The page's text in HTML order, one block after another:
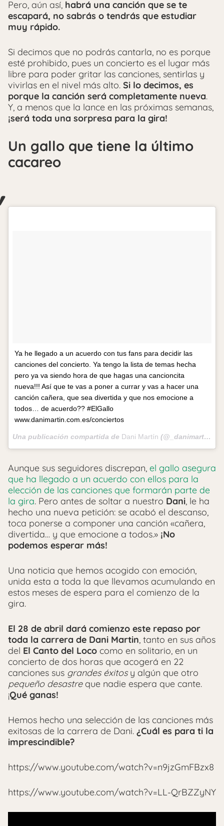
Pero, aún así, habrá una canción que se te
escapará, no sabrás o tendrás que estudiar
muy rápido.
Si decimos que no podrás cantarla, no es porque
esté prohibido, pues un concierto es el lugar más
libre para poder gritar las canciones, sentirlas y
vivirlas en el nivel más alto. Si lo decimos, es
porque la canción será completamente nueva.
Y, a menos que la lance en las próximas semanas,
¡será toda una sorpresa para la gira!
Un gallo que tiene la último
cacareo
Ya he llegado a un acuerdo con tus fans para decidir las
canciones del concierto. Ya tengo la lista de temas hecha
pero ya va siendo hora de que hagas una cancioncita
nueva!!! Así que te vas a poner a currar y vas a hacer una
canción cañera, que sea divertida y que nos emocione a
todos… de acuerdo?? #ElGallo
www.danimartin.com.es/conciertos
Una publicación compartida de Dani Martín (@_danimartin_) el
Aunque sus seguidores discrepan, el gallo asegura
que ha llegado a un acuerdo con ellos para la
elección de las canciones que formarán parte de
la gira. Pero antes de soltar a nuestro Dani, le ha
hecho una nueva petición: se acabó el descanso,
toca ponerse a componer una canción «cañera,
divertida… y que emocione a todos.» ¡No
podemos esperar más!
Una noticia que hemos acogido con emoción,
unida esta a toda la que llevamos acumulando en
estos meses de espera para el comienzo de la
gira.
El 28 de abril dará comienzo este repaso por
toda la carrera de Dani Martin, tanto en sus años
del El Canto del Loco como en solitario, en un
concierto de dos horas que acogerá en 22
canciones sus grandes éxitosy algún que otro
pequeño desastreque nadie espera que cante.
¡Qué ganas!
Hemos hecho una selección de las canciones más
exitosas de la carrera de Dani. ¿Cuál es para ti la
imprescindible?
https://www.youtube.com/watch?v=n9jzGmFBzx8
https://www.youtube.com/watch?v=LL-QrBZZyNY